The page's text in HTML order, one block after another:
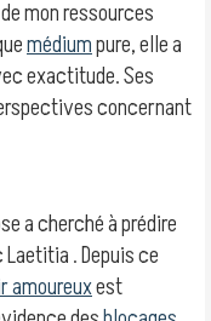
mon ressources
médiumpure, elle a
exactitude. Ses
concernant
a cherché à prédire
. Depuis ce
amoureuxest